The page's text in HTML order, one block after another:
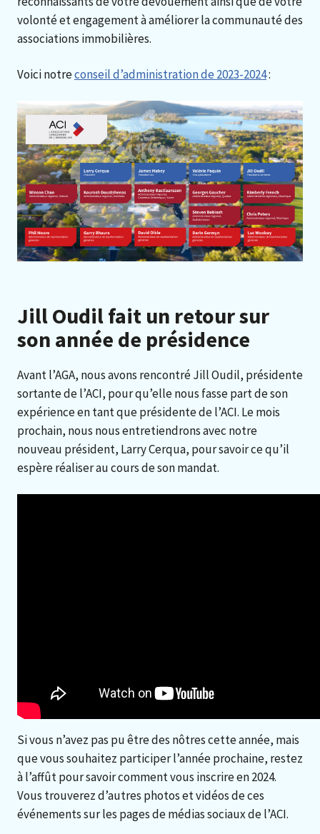
volonté et engagement à améliorer la communauté des
associations immobilières.
Voici notreconseil d’administration de 2023-2024:
Jill Oudil fait un retour sur
son année de présidence
Avant l’AGA, nous avons rencontré Jill Oudil, présidente
sortante de l’ACI, pour qu’elle nous fasse part de son
expérience en tant que présidente de l’ACI. Le mois
prochain, nous nous entretiendrons avec notre
nouveau président, Larry Cerqua, pour savoir ce qu’il
espère réaliser au cours de son mandat.
Si vous n’avez pas pu être des nôtres cette année, mais
que vous souhaitez participer l’année prochaine, restez
à l’affût pour savoir comment vous inscrire en 2024.
Vous trouverez d’autres photos et vidéos de ces
événements sur les pages de médias sociaux de l’ACI.